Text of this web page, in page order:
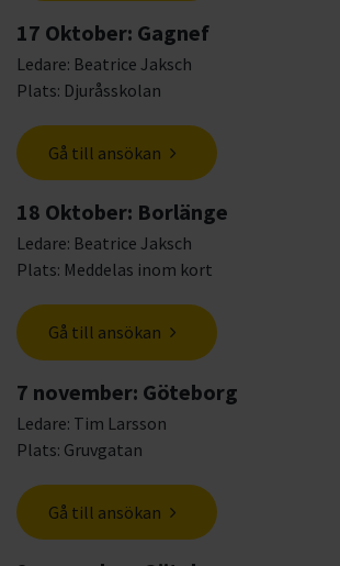
17 Oktober: Gagnef
Ledare: Beatrice Jaksch
Plats: Djuråsskolan
Gå till ansökan
18 Oktober: Borlänge
Ledare: Beatrice Jaksch
Plats: Meddelas inom kort
Gå till ansökan
7 november: Göteborg
Ledare: Tim Larsson
Plats: Gruvgatan
Gå till ansökan